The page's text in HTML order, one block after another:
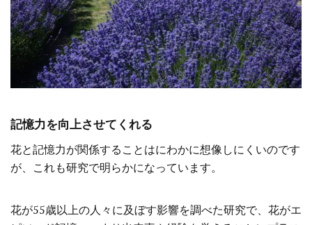
記憶力を向上させてくれる
花と記憶力が関係することはにわかに想像しにくいのです
が、これも研究で明らかになっています。
花が55歳以上の人々に及ぼす影響を調べた研究で、花がエ